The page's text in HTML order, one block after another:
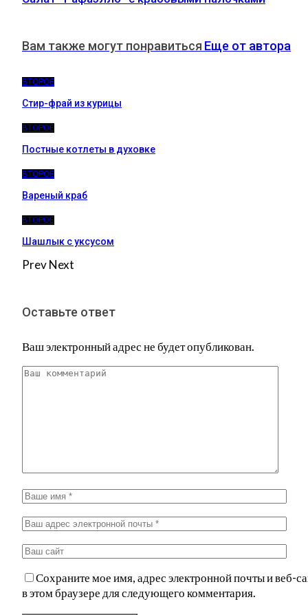
Вам также могут понравиться Еще от автора
ВТОРОЕ
Стир-фрай из курицы
ВТОРОЕ
Постные котлеты в духовке
ВТОРОЕ
Вареный краб
ВТОРОЕ
Шашлык с уксусом
PrevNext
Оставьте ответ
Ваш электронный адрес не будет опубликован.
Сохраните мое имя, адрес электронной почты и веб-
в этом браузере для следующего комментария.